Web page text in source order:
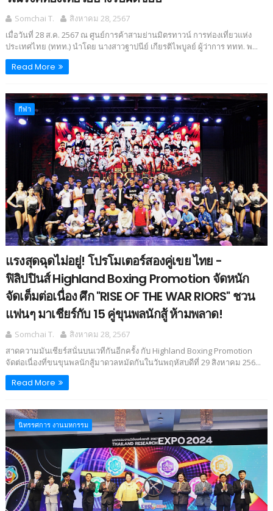
Somchai T.
สิงหาคม 28, 2567
เมื่อวันที่ 28 ส.ค. 2567 ณ ศูนย์การค้าสามย่านมิตรทาวน์ การท่องเที่ยวแห่ง
ประเทศไทย (ททท.) นำโดย นางสาวฐาปนีย์ เกียรติไพบูลย์ ผู้ว่าการ ททท. พ...
Read More
กีฬา
แรงสุดฉุดไม่อยู่! โปรโมเตอร์สองคู่เขย ไทย -
ฟิลิปปินส์ Highland Boxing Promotion จัดหนัก
จัดเต็มต่อเนื่อง ศึก "RISE OF THE WAR RIORS" ชวน
แฟนๆ มาเชียร์กับ 15 คู่ขุนพลนักสู้ ห้ามพลาด!
Somchai T.
สิงหาคม 28, 2567
สาดความมันเชียร์สนั่นบนเวทีกันอีกครั้ง กับ Highland Boxing Promotion
จัดต่อเนื่องที่ขนขุนพลนักสู้มาดวลหมัดกันในวันพฤหัสบดีที่ 29 สิงหาคม 256...
Read More
นิทรรศการ งานมหกรรม